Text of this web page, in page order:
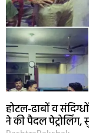
होटल-ढाबों व
ने की पैदल पेट्रोलिंग,